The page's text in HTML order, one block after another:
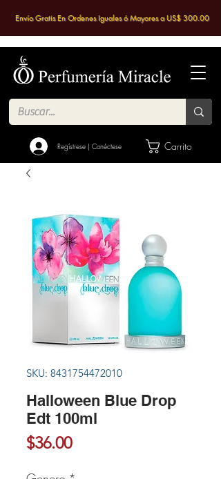
Regístrese | Conéctese Carrito
Envío Gratis En Ordenes Iguales ó Mayores a US$ 300.00
SKU: 8431754472010
Halloween Blue Drop
Edt 100ml
$36.00Precio